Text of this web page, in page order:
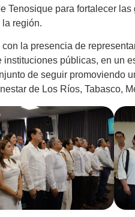
Tenosique para fortalecer
región.
con la presencia de
instituciones públicas, en un
de seguir promoviendo
de Los Ríos, Tabasco,